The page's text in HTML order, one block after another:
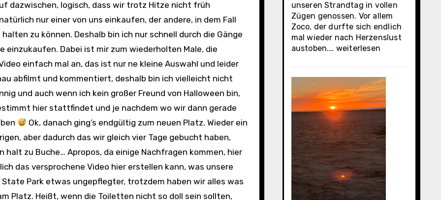
dazwischen, logisch, dass wir trotz Hitze nicht früh
nur einer von uns einkaufen, der andere, in dem Fall
zu können. Deshalb bin ich nur schnell durch die Gänge
Dabei ist mir zum wiederholten Male, die
einfach mal an, das ist nur ne kleine Auswahl und leider
abfilmt und kommentiert, deshalb bin ich vielleicht nicht
und auch wenn ich kein großer Freund von Halloween bin,
hier stattfindet und je nachdem wo wir dann gerade
Ok, danach ging’s endgültig zum neuen Platz. Wieder ein
aber dadurch das wir gleich vier Tage gebucht haben,
zu Buche… Apropos, da einige Nachfragen kommen, hier
das versprochene Video hier erstellen kann, was unsere
Park etwas ungepflegter, trotzdem haben wir alles was
Platz. Heißt, wenn die Toiletten nicht so doll sein sollten,
unseren Strandtag in vollen
Zügen genossen. Vor allem
Zoco, der durfte sich endlich
mal wieder nach Herzenslust
austoben.… Cabo
Lucas
weiterlesen